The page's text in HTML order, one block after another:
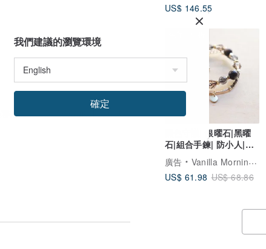
US$ 146.55
黑色守護| 銀曜石|黑曜
石|組合手鍊| 防小人|驅
走負能量|避邪擋災
廣告
Vanilla Morning 香草的早上
US$ 61.98 US$ 68.86
#生日禮物 #水晶手鏈 #幽靈
聯絡設計師
我們建議的瀏覽環境
確定